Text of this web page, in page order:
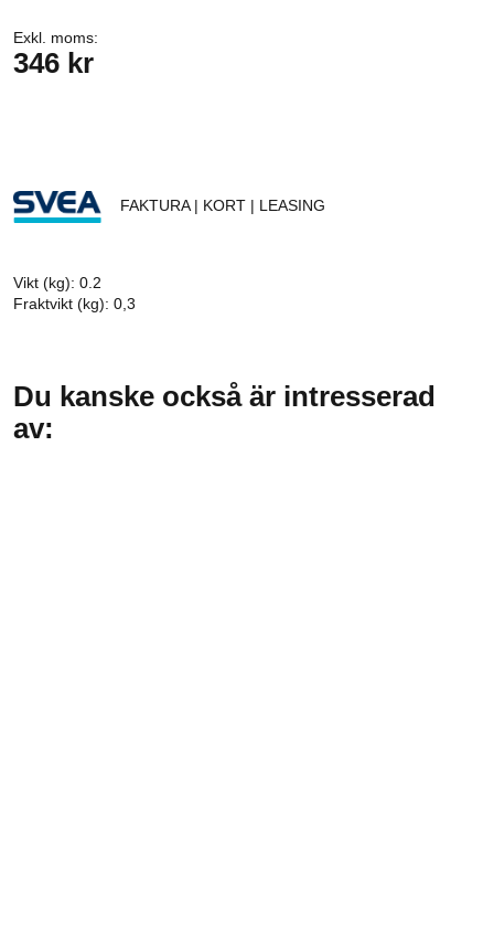
Exkl. moms:
346 kr
FAKTURA | KORT | LEASING
Vikt (kg): 0.2
Fraktvikt (kg): 0,3
Du kanske också är intresserad
av: